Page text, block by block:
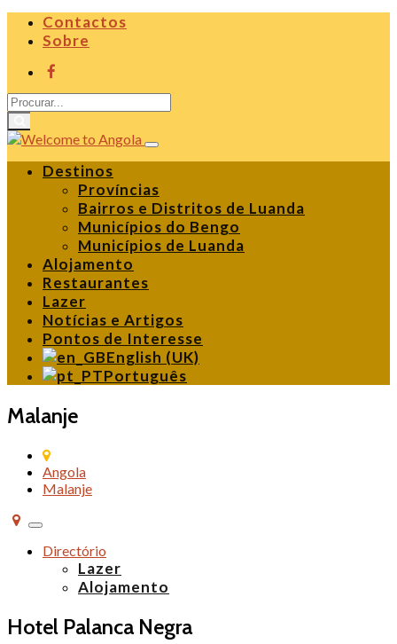
Contactos
Sobre
Destinos
Províncias
Bairros e Distritos de Luanda
Municípios do Bengo
Municípios de Luanda
Alojamento
Restaurantes
Lazer
Notícias e Artigos
Pontos de Interesse
English (UK)
Português
Malanje
Angola
Malanje
Alternar
de
navegação
Directório
Lazer
Alojamento
Hotel Palanca Negra